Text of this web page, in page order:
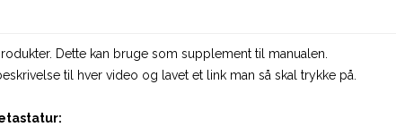
Dette kan bruge som supplement til manualen.
til hver video og lavet et link man så skal trykke på.